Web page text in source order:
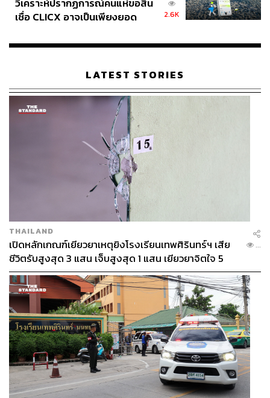
วิเคราะห์ปรากฏการณ์คนแห่ขอสิน
เชื่อ CLICX อาจเป็นเพียงยอด
เรือนไทยที่ถูกซุกไว้
2.6K
LATEST STORIES
THAILAND
เปิดหลักเกณฑ์เยียวยาเหตุยิงโรงเรียนเทพศิรินทร์ฯ เสีย
ชีวิตรับสูงสุด 3 แสน เจ็บสูงสุด 1 แสน เยียวยาจิตใจ 5
ระดับ
...